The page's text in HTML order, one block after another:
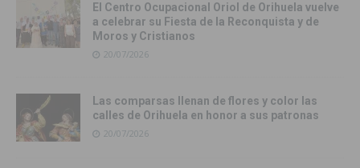
El Centro Ocupacional Oriol de Orihuela vuelve
a celebrar su Fiesta de la Reconquista y de
Moros y Cristianos
20/07/2026
Las comparsas llenan de flores y color las
calles de Orihuela en honor a sus patronas
20/07/2026